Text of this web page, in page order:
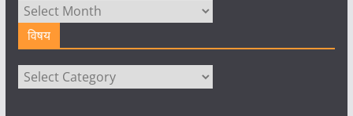
अभिलेखागार
विषय
विषय